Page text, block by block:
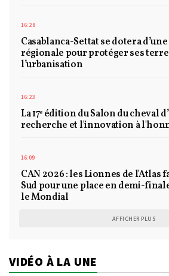
16:28
Casablanca-Settat se dotera
régionale pour protéger ses
l’urbanisation
16:23
La 17ᵉ édition du Salon du cheval
recherche et l'innovation à
16:09
CAN 2026 : les Lionnes de l'Atlas
Sud pour une place en demi-
le Mondial
AFFICHER PLUS
VIDÉO À LA UNE